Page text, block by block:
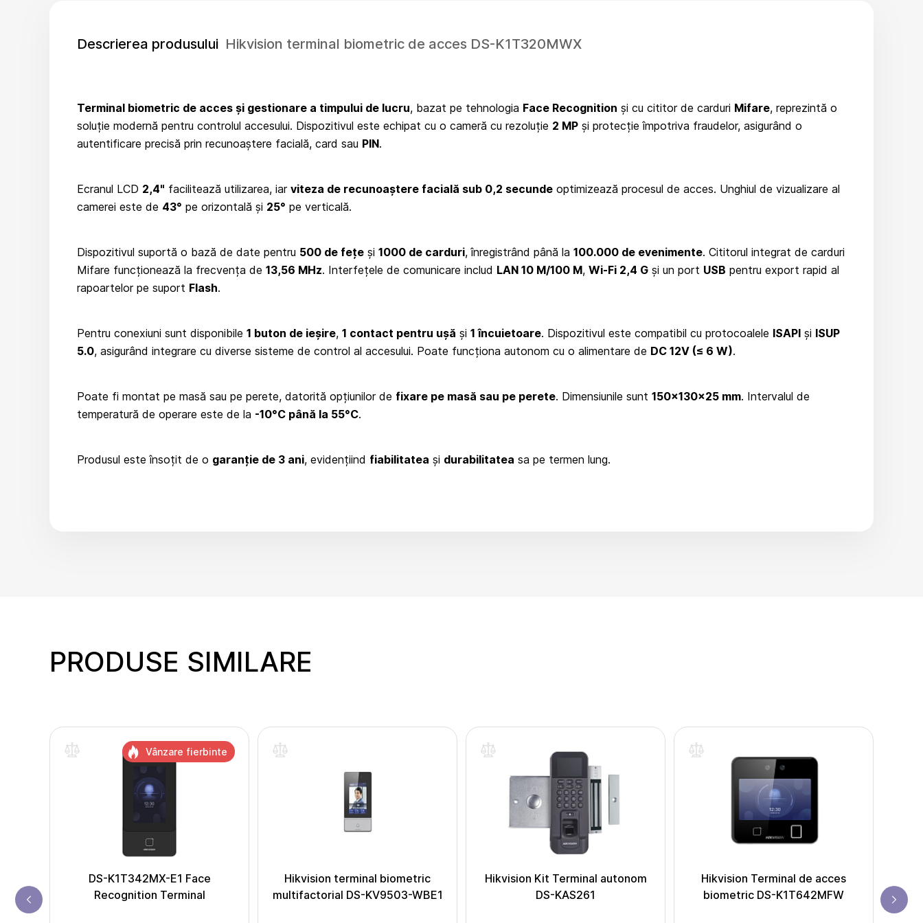
Descrierea produsului Hikvision terminal biometric de acces DS-K1T320MWX
Terminal biometric de acces și gestionare a timpului de lucru, bazat pe tehnologia Face Recognition și cu cititor de carduri Mifare, reprezintă o
soluție modernă pentru controlul accesului. Dispozitivul este echipat cu o cameră cu rezoluție 2 MP și protecție împotriva fraudelor, asigurând o
autentificare precisă prin recunoaștere facială, card sau PIN.
Ecranul LCD 2,4" facilitează utilizarea, iar viteza de recunoaștere facială sub 0,2 secunde optimizează procesul de acces. Unghiul de vizualizare al
camerei este de 43° pe orizontală și 25° pe verticală.
Dispozitivul suportă o bază de date pentru 500 de fețe și 1000 de carduri, înregistrând până la 100.000 de evenimente. Cititorul integrat de carduri
Mifare funcționează la frecvența de 13,56 MHz. Interfețele de comunicare includ LAN 10 M/100 M, Wi-Fi 2,4 G și un port USB pentru export rapid al
rapoartelor pe suport Flash.
Pentru conexiuni sunt disponibile 1 buton de ieșire, 1 contact pentru ușă și 1 încuietoare. Dispozitivul este compatibil cu protocoalele ISAPI și ISUP
5.0, asigurând integrare cu diverse sisteme de control al accesului. Poate funcționa autonom cu o alimentare de DC 12V (≤ 6 W).
Poate fi montat pe masă sau pe perete, datorită opțiunilor de fixare pe masă sau pe perete. Dimensiunile sunt 150×130×25 mm. Intervalul de
temperatură de operare este de la -10°C până la 55°C.
Produsul este însoțit de o garanție de 3 ani, evidențiind fiabilitatea și durabilitatea sa pe termen lung.
PRODUSE SIMILARE
DS-K1T342MX-E1 Face
Recognition Terminal
Vânzare fierbinte
Hikvision terminal biometric
multifactorial DS-KV9503-WBE1
Hikvision Kit Terminal autonom
DS-KAS261
Hikvision Terminal de acces
biometric DS-K1T642MFW